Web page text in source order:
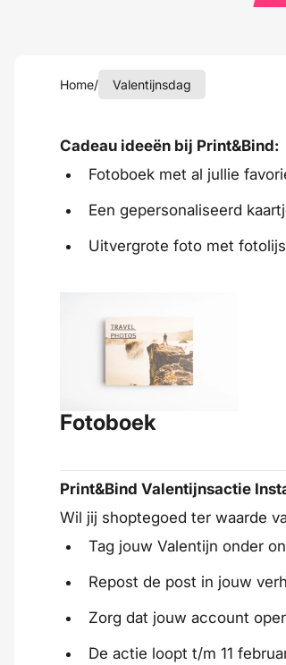
Home/ Valentijnsdag
Cadeau ideeën bij Print&Bind:
Fotoboek met al jullie
Een gepersonaliseerd
Uitvergrote foto met
Fotoboek
Print&Bind Valentijnsactie
Wil jij shoptegoed ter waarde
Tag jouw Valentijn onder
Repost de post in jouw
Zorg dat jouw account
De actie loopt t/m 11